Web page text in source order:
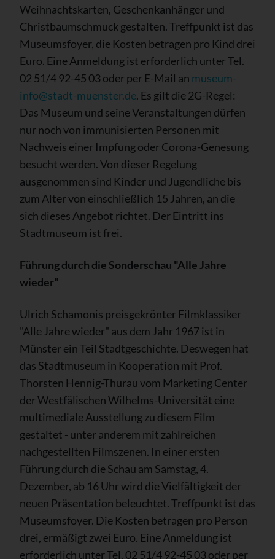
Weihnachtskarten, Geschenkanhänger und
Christbaumschmuck gestalten. Treffpunkt ist das
Museumsfoyer, die Kosten betragen pro Kind drei
Euro. Eine Anmeldung ist erforderlich unter Tel.
02 51/4 92-45 03 oder per E-Mail an museum-
info@stadt-muenster.de. Es gilt die 2G-Regel:
Das Museum und seine Veranstaltungen dürfen
nur noch von immunisierten Personen mit
Nachweis einer Impfung oder Corona-Genesung
besucht werden. Von dieser Regelung
ausgenommen sind Kinder und Jugendliche bis
zum Alter von einschließlich 15 Jahren, an die
sich dieses Angebot richtet. Der Eintritt ins
Stadtmuseum ist frei.
Führung durch die Sonderschau "Alle Jahre
wieder"
Ulrich Schamonis preisgekrönter Filmklassiker
"Alle Jahre wieder" aus dem Jahr 1967 ist in
Münster ein Teil Stadtgeschichte. Deswegen hat
das Stadtmuseum in Kooperation mit Prof.
Thorsten Hennig-Thurau vom Marketing Center
der Westfälischen Wilhelms-Universität eine
multimediale Ausstellung zu diesem Film
gestaltet - unter anderem mit zahlreichen
nachgestellten Filmszenen. In einer ersten
Führung durch die Schau am Samstag, 4.
Dezember, ab 16 Uhr wird die Vielfältigkeit der
neuen Präsentation beleuchtet. Treffpunkt ist das
Museumsfoyer. Die Kosten betragen pro Person
drei, ermäßigt zwei Euro. Eine Anmeldung ist
erforderlich unter Tel. 02 51/4 92-45 03 oder per